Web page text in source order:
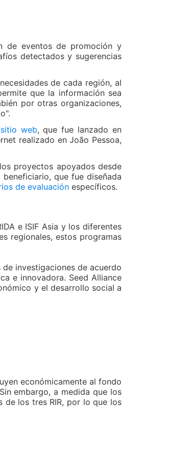
de eventos de promoción y
detectados y sugerencias
de cada región, al
que la información sea
por otras organizaciones,
sitio web, que fue lanzado en
realizado en João Pessoa,
proyectos apoyados desde
que fue diseñada
de evaluación específicos.
e ISIF Asia y los diferentes
regionales, estos programas
investigaciones de acuerdo
e innovadora. Seed Alliance
y el desarrollo social a
económicamente al fondo
embargo, a medida que los
de los tres RIR, por lo que los